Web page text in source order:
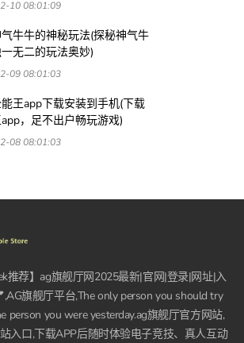
10 08:01:09
牛牛的神秘玩法(探秘神气牛
无二的玩法奥妙)
09 08:01:03
王app下载安装到手机(下载
，足不出户畅玩游戏)
08 08:01:03
推荐】ag旗舰厅网2025最新|官网|登录|网址|入
旗舰厅平台,The only person you should try
person you were yesterday.ag旗舰厅官方网站,
入口,下载APP后随时体验电子竞技、真人互动